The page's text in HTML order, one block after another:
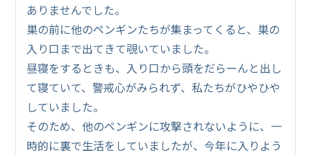
ありませんでした。
巣の前に他のペンギンたちが集まってくると、巣の
入り口まで出てきて覗いていました。
昼寝をするときも、入り口から頭をだらーんと出し
て寝ていて、警戒心がみられず、私たちがひやひや
していました。
そのため、他のペンギンに攻撃されないように、一
時的に裏で生活をしていましたが、今年に入りよう